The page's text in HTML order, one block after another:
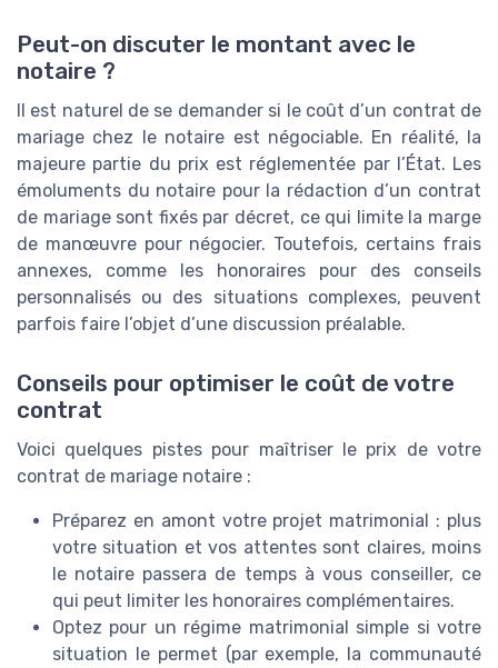
Peut-on discuter le montant avec le
notaire ?
Il est naturel de se demander si le coût d’un contrat de
mariage chez le notaire est négociable. En réalité, la
majeure partie du prix est réglementée par l’État. Les
émoluments du notaire pour la rédaction d’un contrat
de mariage sont fixés par décret, ce qui limite la marge
de manœuvre pour négocier. Toutefois, certains frais
annexes, comme les honoraires pour des conseils
personnalisés ou des situations complexes, peuvent
parfois faire l’objet d’une discussion préalable.
Conseils pour optimiser le coût de votre
contrat
Voici quelques pistes pour maîtriser le prix de votre
contrat de mariage notaire :
Préparez en amont votre projet matrimonial : plus
votre situation et vos attentes sont claires, moins
le notaire passera de temps à vous conseiller, ce
qui peut limiter les honoraires complémentaires.
Optez pour un régime matrimonial simple si votre
situation le permet (par exemple, la communauté